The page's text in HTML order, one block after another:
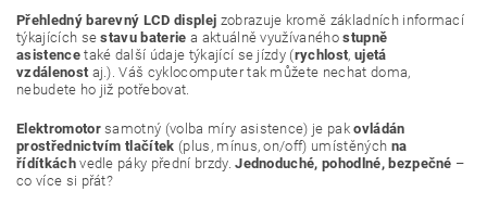
Přehledný barevný LCD displej zobrazuje kromě základních informací
týkajících sestavu baterie a aktuálně využívanéhostupně
asistencetaké další údaje týkající se jízdy (rychlost, ujetá
vzdálenost aj.). Váš cyklocomputer tak můžete nechat doma,
nebudete ho již potřebovat.
Elektromotorsamotný (volba míry asistence) je pakovládán
prostřednictvím tlačítek (plus, mínus, on/off) umístěných na
řídítkáchvedle páky přední brzdy.Jednoduché, pohodlné, bezpečné –
co více si přát?